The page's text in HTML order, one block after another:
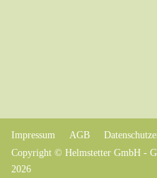
Impressum AGB
Copyright © Helmstetter GmbH -
2026